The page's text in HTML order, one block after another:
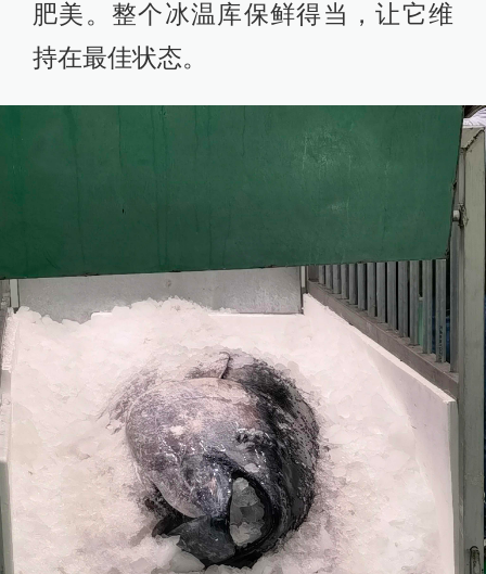
肥美。整个冰温库保鲜得当，让它维
持在最佳状态。